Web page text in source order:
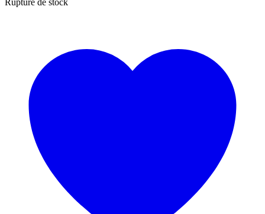
Rupture de stock